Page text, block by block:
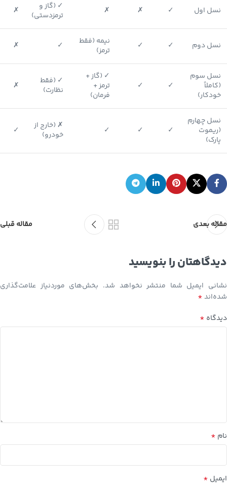
نسل اول ✓
✗
✗
✓ (گاز و
ترمزدستی)
✗
نسل دوم ✓
✓
نیمه (فقط
ترمز)
✓
✗
نسل سوم
(کاملاً
خودکار)
✓
✓
✓ (گاز +
ترمز +
فرمان)
✓ (فقط
نظارت)
✗
نسل چهارم
(ریموت
پارک)
✓
✓
✓
✗ (خارج از
خودرو)
✓
مقاله بعدی مقاله قبلی
دیدگاهتان را بنویسید
نشانی ایمیل شما منتشر نخواهد شد. بخش‌های موردنیاز علامت‌گذاری
شده‌اند*
دیدگاه *
نام *
ایمیل *